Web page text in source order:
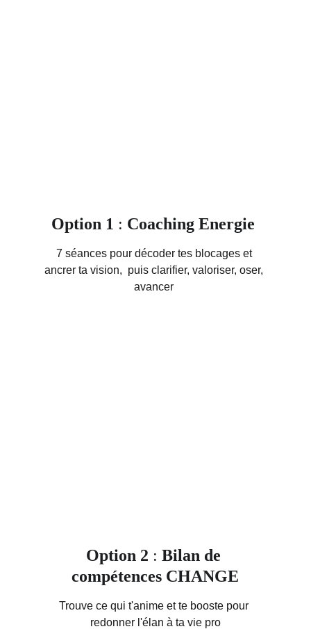
Option 1 : Coaching Energie
7 séances pour décoder tes blocages et
ancrer ta vision,  puis clarifier, valoriser, oser,
avancer
Option 2 : Bilan de
compétences CHANGE
Trouve ce qui t'anime et te booste pour
redonner l'élan à ta vie pro